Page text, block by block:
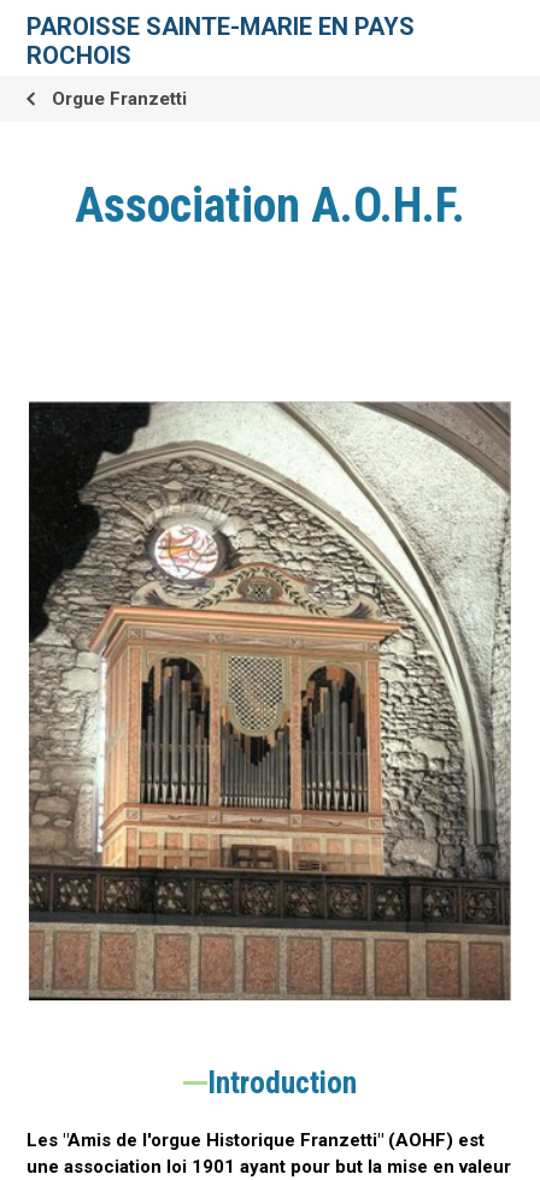
contenu.
navigation
personnelsPAROISSE SAINTE-MARIE EN PAYS
ROCHOIS
Orgue Franzetti
Association A.O.H.F.
Introduction
Les "Amis de l'orgue Historique Franzetti" (AOHF) est
une association loi 1901 ayant pour but la mise en valeur